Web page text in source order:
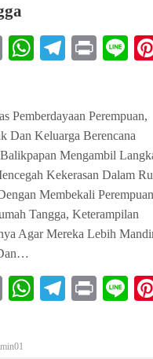
EmailWhatsApp
Print
Pemberdayaan Perempuan,
Dan Keluarga Berencana
Mengambil
Kekerasan Dalam
Membekali
Tangga, Keterampilan
Agar Mereka Lebih
EmailWhatsApp
Print